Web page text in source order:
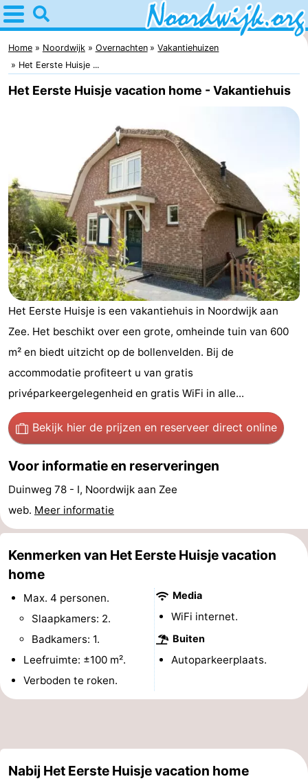
Home
Noordwijk
Tips
Appartementen
Bed
(&
breakfasts)
Campings
Hotels
Vakantiehuizen
-
De
Gouden
Spar
-
De
Noordduinen
Duinresort
Dunimar
-
Noordwijkse
du
minutes
Strand
&
doen
Bezienswaardigheden
-
Musea
Monumenten
-
Uitkijkpunten
Attracties
Home Noordwijk Overnachten
Vakantiehuizen
Het Eerste Huisje ...
Het Eerste Huisje vacation home - Vakantiehuis
Het Eerste Huisje is een vakantiehuis in Noordwijk aan
Zee. Het beschikt over een grote, omheinde tuin van 600
m² en biedt uitzicht op de bollenvelden. Bij de
accommodatie profiteert u van gratis
privéparkeergelegenheid en gratis WiFi in alle...
Bekijk hier de prijzen en reserveer direct online
Voor informatie en reserveringen
Duinweg 78 - I, Noordwijk aan Zee
web. Meer informatie
Kenmerken van Het Eerste Huisje vacation
home
Max. 4 personen.
Slaapkamers: 2.
Badkamers: 1.
Leefruimte: ±100 m².
Verboden te roken.
Media
WiFi internet.
Buiten
Autoparkeerplaats.
Nabij Het Eerste Huisje vacation home